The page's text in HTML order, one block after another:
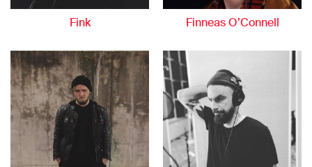
Fink Finneas O’Connell